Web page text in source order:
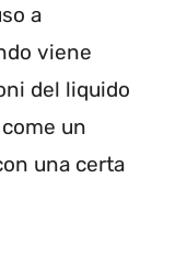
a
viene
del liquido
un
una certa